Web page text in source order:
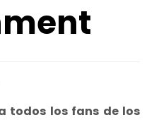
todos los fans de los